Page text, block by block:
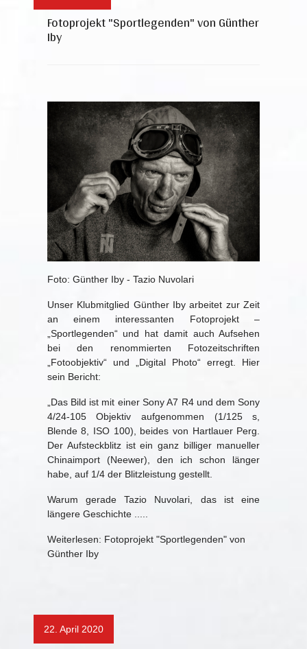
Fotoprojekt "Sportlegenden" von Günther
Iby
Foto: Günther Iby - Tazio Nuvolari
Unser Klubmitglied Günther Iby arbeitet zur Zeit
an einem interessanten Fotoprojekt –
„Sportlegenden“ und hat damit auch Aufsehen
bei den renommierten Fotozeitschriften
„Fotoobjektiv“ und „Digital Photo“ erregt. Hier
sein Bericht:
„Das Bild ist mit einer Sony A7 R4 und dem Sony
4/24-105 Objektiv aufgenommen (1/125 s,
Blende 8, ISO 100), beides von Hartlauer Perg.
Der Aufsteckblitz ist ein ganz billiger manueller
Chinaimport (Neewer), den ich schon länger
habe, auf 1/4 der Blitzleistung gestellt.
Warum gerade Tazio Nuvolari, das ist eine
längere Geschichte .....
Weiterlesen: Fotoprojekt "Sportlegenden" von
Günther Iby
22. April 2020